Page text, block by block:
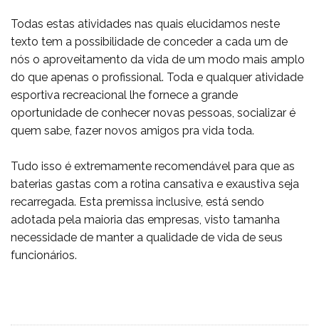
Todas estas atividades nas quais elucidamos neste
texto tem a possibilidade de conceder a cada um de
nós o aproveitamento da vida de um modo mais amplo
do que apenas o profissional. Toda e qualquer atividade
esportiva recreacional lhe fornece a grande
oportunidade de conhecer novas pessoas, socializar é
quem sabe, fazer novos amigos pra vida toda.
Tudo isso é extremamente recomendável para que as
baterias gastas com a rotina cansativa e exaustiva seja
recarregada. Esta premissa inclusive, está sendo
adotada pela maioria das empresas, visto tamanha
necessidade de manter a qualidade de vida de seus
funcionários.